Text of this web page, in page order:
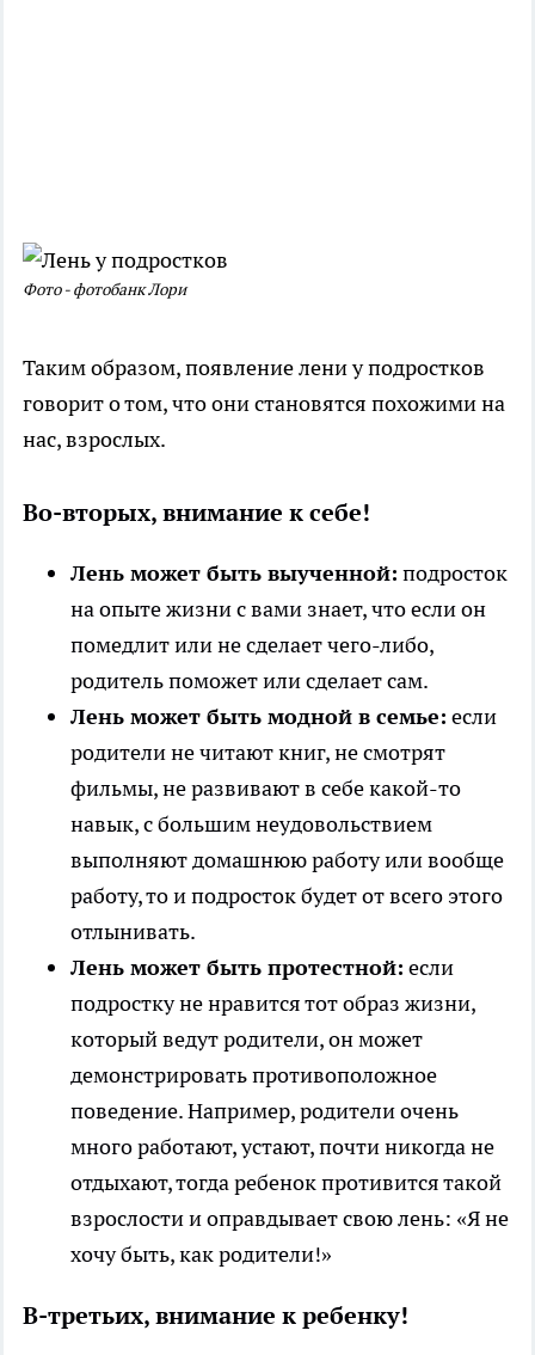
Фото - фотобанк Лори
Таким образом, появление лени у подростков
говорит о том, что они становятся похожими на
нас, взрослых.
Во-вторых, внимание к себе!
Лень может быть выученной: подросток
на опыте жизни с вами знает, что если он
помедлит или не сделает чего-либо,
родитель поможет или сделает сам.
Лень может быть модной в семье: если
родители не читают книг, не смотрят
фильмы, не развивают в себе какой-то
навык, с большим неудовольствием
выполняют домашнюю работу или вообще
работу, то и подросток будет от всего этого
отлынивать.
Лень может быть протестной: если
подростку не нравится тот образ жизни,
который ведут родители, он может
демонстрировать противоположное
поведение. Например, родители очень
много работают, устают, почти никогда не
отдыхают, тогда ребенок противится такой
взрослости и оправдывает свою лень: «Я не
хочу быть, как родители!»
В-третьих, внимание к ребенку!